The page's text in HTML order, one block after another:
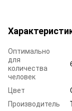
Оптимально
для
количества
человек
Цвет
Производитель